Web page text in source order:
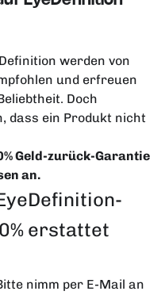
werden von
und erfreuen
Doch
dass ein Produkt nicht
Geld-zurück-Garantie
an.
erstattet
nimm per E-Mail an